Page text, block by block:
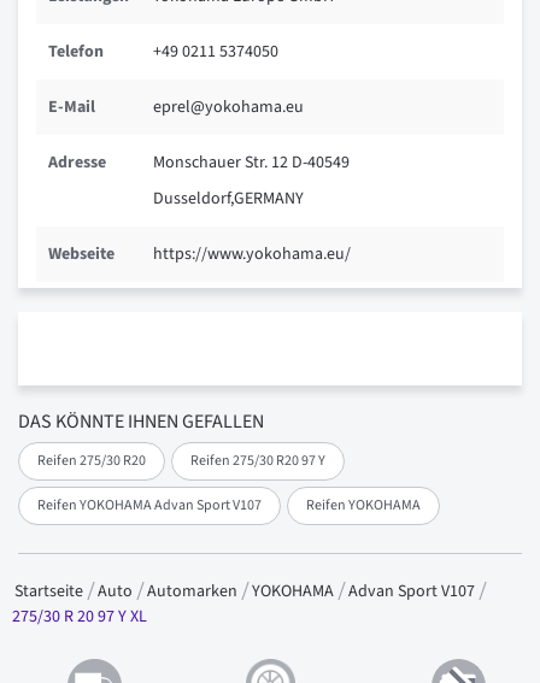
DAS KÖNNTE IHNEN GEFALLEN
Reifen 275/30 R20 Reifen 275/30 R20 97 Y
Reifen YOKOHAMA Advan Sport V107 Reifen YOKOHAMA
Telefon +49 0211 5374050
E-Mail eprel@yokohama.eu
Adresse
Monschauer Str. 12 D-40549
Dusseldorf,GERMANY
Webseite https://www.yokohama.eu/
Startseite Auto Automarken YOKOHAMA Advan Sport V107
275/30 R 20 97 Y XL